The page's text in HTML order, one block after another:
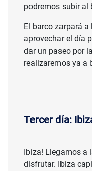
podremos subir al
El barco zarpará
aprovechar el día
dar un paseo por
realizaremos ya a
Tercer día:
Ibiza! Llegamos
disfrutar. Ibiza